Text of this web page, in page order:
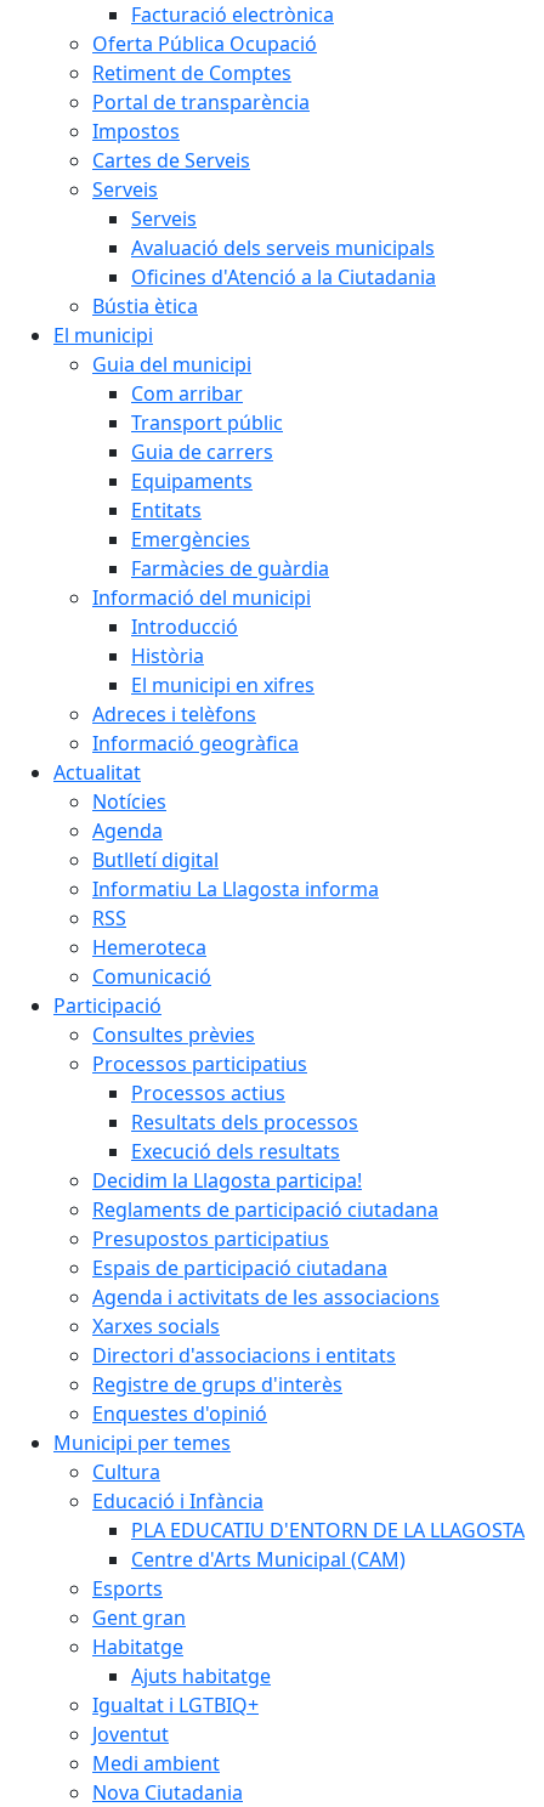
Facturació electrònica
Oferta Pública Ocupació
Retiment de Comptes
Portal de transparència
Impostos
Cartes de Serveis
Serveis
Serveis
Avaluació dels serveis municipals
Oficines d'Atenció a la Ciutadania
Bústia ètica
El municipi
Guia del municipi
Com arribar
Transport públic
Guia de carrers
Equipaments
Entitats
Emergències
Farmàcies de guàrdia
Informació del municipi
Introducció
Història
El municipi en xifres
Adreces i telèfons
Informació geogràfica
Actualitat
Notícies
Agenda
Butlletí digital
Informatiu La Llagosta informa
RSS
Hemeroteca
Comunicació
Participació
Consultes prèvies
Processos participatius
Processos actius
Resultats dels processos
Execució dels resultats
Decidim la Llagosta participa!
Reglaments de participació ciutadana
Presupostos participatius
Espais de participació ciutadana
Agenda i activitats de les associacions
Xarxes socials
Directori d'associacions i entitats
Registre de grups d'interès
Enquestes d'opinió
Municipi per temes
Cultura
Educació i Infància
PLA EDUCATIU D'ENTORN DE LA LLAGOSTA
Centre d'Arts Municipal (CAM)
Esports
Gent gran
Habitatge
Ajuts habitatge
Igualtat i LGTBIQ+
Joventut
Medi ambient
Nova Ciutadania